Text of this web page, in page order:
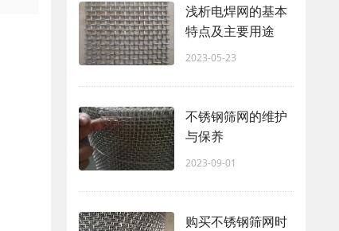
浅析电焊网的基本
特点及主要用途
2023-05-23
不锈钢筛网的维护
与保养
2023-09-01
购买不锈钢筛网时